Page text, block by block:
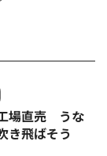
場直売 うな
き飛ばそう